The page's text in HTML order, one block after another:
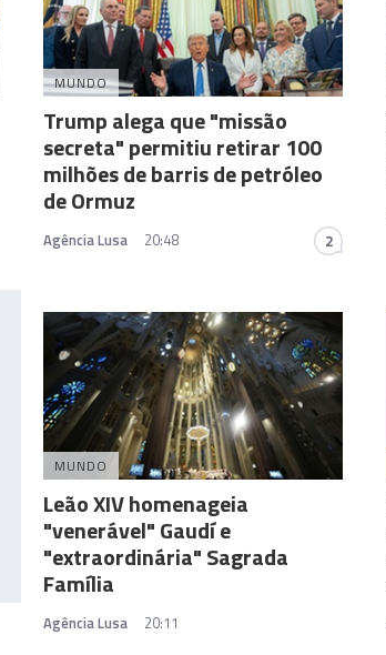
MUNDO
Trump alega que "missão
secreta" permitiu retirar 100
milhões de barris de petróleo
de Ormuz
Agência Lusa 20:48 2
MUNDO
Leão XIV homenageia
"venerável" Gaudí e
"extraordinária" Sagrada
Família
Agência Lusa 20:11